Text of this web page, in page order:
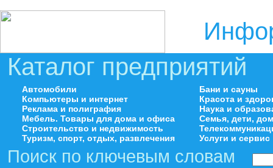
Каталог предприятий
Автомобили
Компьютеры и интернет
Реклама и полиграфия
Мебель. Товары для дома и офиса
Строительство и недвижимость
Туризм, спорт, отдых, развлечения
Бани и сауны
Красота и
Наука и
Семья, дети,
Услуги и сервис
Поиск по ключевым словам